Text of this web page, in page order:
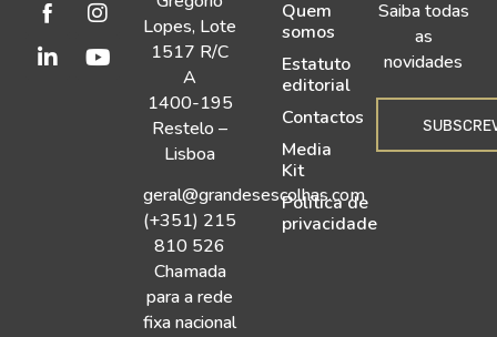
Lopes, Lote
1517 R/C
A
1400-195
Restelo –
Lisboa
geral@grandesescolhas.com
(+351) 215
810 526
Chamada
para a rede
fixa nacional
Quem
somos
Estatuto
editorial
Contactos
Media
Kit
Política de
privacidade
Saiba todas
as
novidades